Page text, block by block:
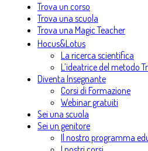
Trova un corso
Trova una scuola
Trova una Magic Teacher
Hocus&Lotus
La ricerca scientifica
L’ideatrice del metodo
Diventa Insegnante
Corsi di Formazione
Webinar gratuiti
Sei una scuola
Sei un genitore
Il nostro programma